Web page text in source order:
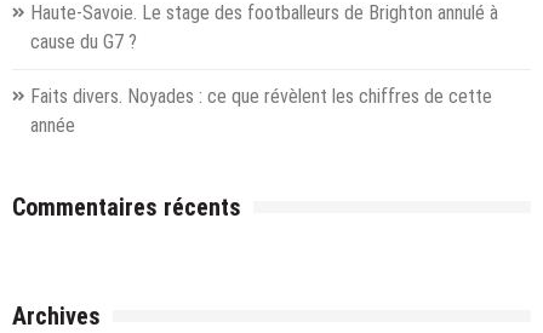
Haute-Savoie. Le stage des footballeurs de Brighton annulé à
cause du G7 ?
Faits divers. Noyades : ce que révèlent les chiffres de cette
année
Commentaires récents
Archives